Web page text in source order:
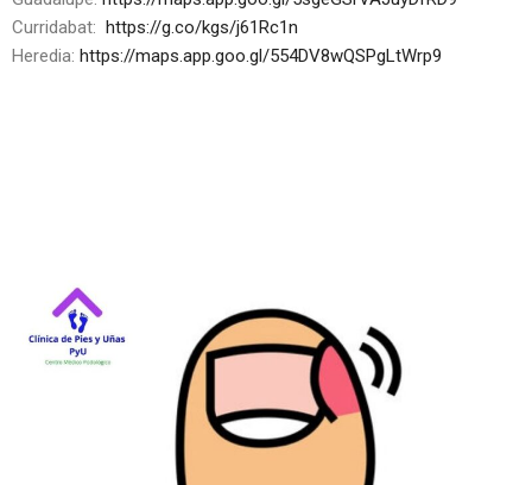
Curridabat: https://g.co/kgs/j61Rc1n
Heredia: https://maps.app.goo.gl/554DV8wQSPgLtWrp9